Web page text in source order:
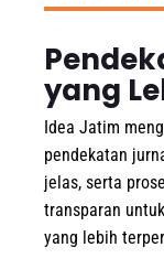
yang
Idea Jatim
pendekatan
jelas, serta
transparan
yang lebih